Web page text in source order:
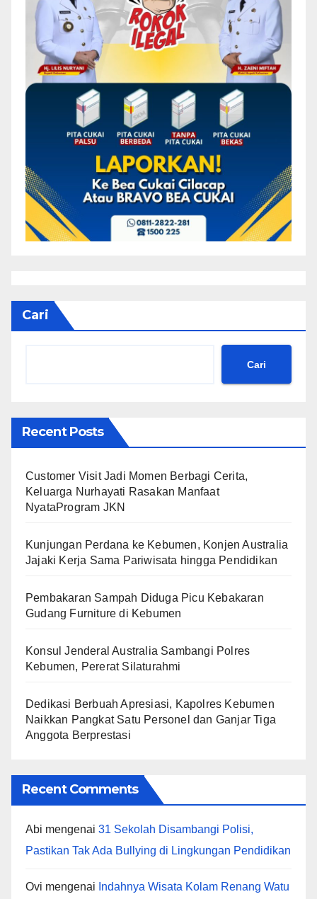
Cari
Cari
Recent Posts
Customer Visit Jadi Momen Berbagi Cerita,
Keluarga Nurhayati Rasakan Manfaat
NyataProgram JKN
Kunjungan Perdana ke Kebumen, Konjen Australia
Jajaki Kerja Sama Pariwisata hingga Pendidikan
Pembakaran Sampah Diduga Picu Kebakaran
Gudang Furniture di Kebumen
Konsul Jenderal Australia Sambangi Polres
Kebumen, Pererat Silaturahmi
Dedikasi Berbuah Apresiasi, Kapolres Kebumen
Naikkan Pangkat Satu Personel dan Ganjar Tiga
Anggota Berprestasi
Recent Comments
Abi mengenai 31 Sekolah Disambangi Polisi,
Pastikan Tak Ada Bullying di Lingkungan Pendidikan
Ovi mengenai Indahnya Wisata Kolam Renang Watu